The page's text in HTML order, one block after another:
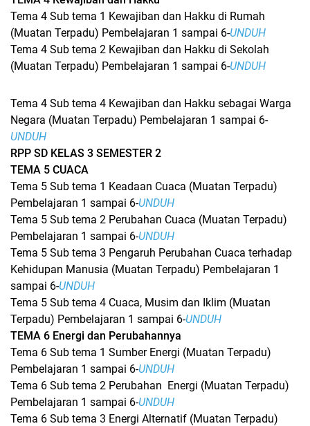
Tema 4 Sub tema 1 Kewajiban dan Hakku di Rumah
(Muatan Terpadu) Pembelajaran 1 sampai 6-UNDUH
Tema 4 Sub tema 2 Kewajiban dan Hakku di Sekolah
(Muatan Terpadu) Pembelajaran 1 sampai 6-UNDUH
Tema 4 Sub tema 4 Kewajiban dan Hakku sebagai Warga
Negara (Muatan Terpadu) Pembelajaran 1 sampai 6-
UNDUH
RPP SD KELAS 3 SEMESTER 2
TEMA 5 CUACA
Tema 5 Sub tema 1 Keadaan Cuaca (Muatan Terpadu)
Pembelajaran 1 sampai 6-UNDUH
Tema 5 Sub tema 2 Perubahan Cuaca (Muatan Terpadu)
Pembelajaran 1 sampai 6-UNDUH
Tema 5 Sub tema 3 Pengaruh Perubahan Cuaca terhadap
Kehidupan Manusia (Muatan Terpadu) Pembelajaran 1
sampai 6-UNDUH
Tema 5 Sub tema 4 Cuaca, Musim dan Iklim (Muatan
Terpadu) Pembelajaran 1 sampai 6-UNDUH
TEMA 6 Energi dan Perubahannya
Tema 6 Sub tema 1 Sumber Energi (Muatan Terpadu)
Pembelajaran 1 sampai 6-UNDUH
Tema 6 Sub tema 2 Perubahan Energi (Muatan Terpadu)
Pembelajaran 1 sampai 6-UNDUH
Tema 6 Sub tema 3 Energi Alternatif (Muatan Terpadu)